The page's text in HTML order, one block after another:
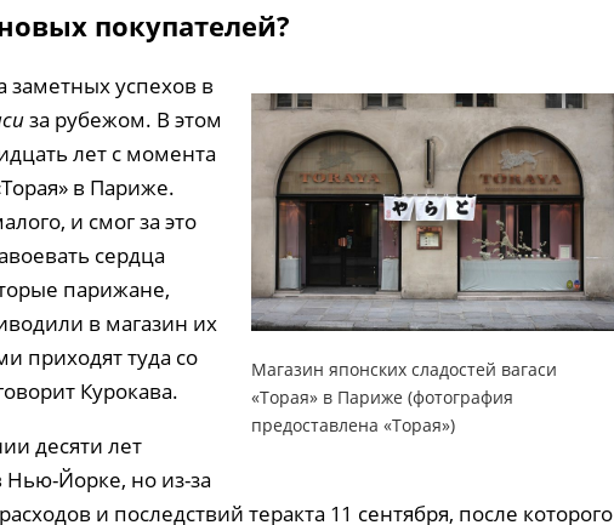
покупателей?
Магазин японских сладостей вагаси
«Торая» в Париже (фотография
предоставлена «Торая»)
заметных успехов в
за рубежом. В этом
лет с момента
в Париже.
и смог за это
сердца
парижане,
в магазин их
приходят туда со
Курокава.
десяти лет
Нью-Йорке, но из-за
и последствий теракта 11 сентября, после которого